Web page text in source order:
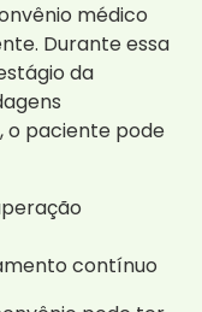
médico
Durante essa
da
o paciente pode
contínuo